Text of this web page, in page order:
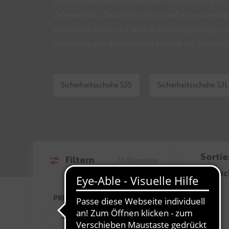
Zehenschutz, Durchtrittschutz und ein
optimalen Schutz für jede Arbeitsumgebung -
Quetschungen durch schwere sowie vor
Sicherheitsschuhe S3S Sicherheitsschuhe S3L
Filtern
PREIS
FILTER